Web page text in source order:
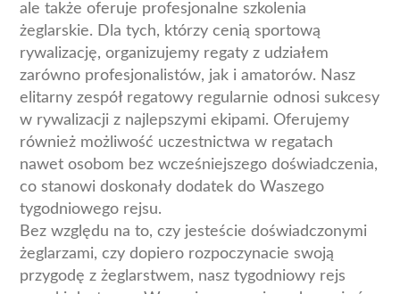
ale także oferuje profesjonalne szkolenia
żeglarskie. Dla tych, którzy cenią sportową
rywalizację, organizujemy regaty z udziałem
zarówno profesjonalistów, jak i amatorów. Nasz
elitarny zespół regatowy regularnie odnosi sukcesy
w rywalizacji z najlepszymi ekipami. Oferujemy
również możliwość uczestnictwa w regatach
nawet osobom bez wcześniejszego doświadczenia,
co stanowi doskonały dodatek do Waszego
tygodniowego rejsu.
Bez względu na to, czy jesteście doświadczonymi
żeglarzami, czy dopiero rozpoczynacie swoją
przygodę z żeglarstwem, nasz tygodniowy rejs